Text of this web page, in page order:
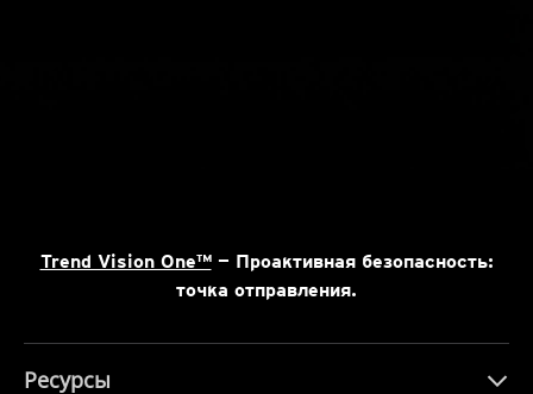
Trend Vision One™— Проактивная безопасность:
точка отправления.
Ресурсы